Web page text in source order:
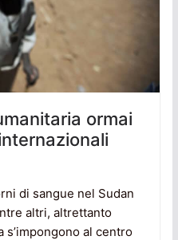
ormai
di sangue nel Sudan
altri, altrettanto
al centro